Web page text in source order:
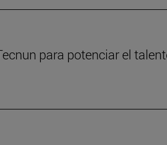
para potenciar el